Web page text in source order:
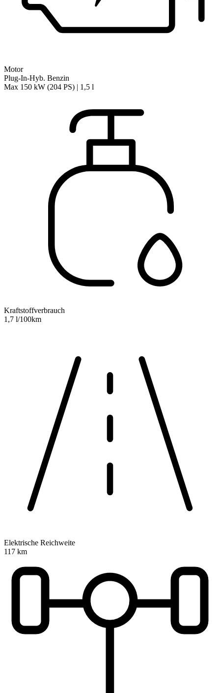
Motor
Plug-In-Hyb. Benzin
Max 150 kW (204 PS) | 1,5 l
Kraftstoffverbrauch
1,7 l/100km
Elektrische Reichweite
117 km